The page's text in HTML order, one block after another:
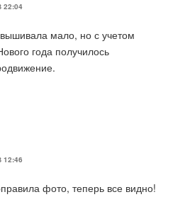
22:04
мало, но с учетом
года получилось
12:46
фото, теперь все видно!